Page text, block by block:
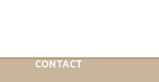
CONTACT